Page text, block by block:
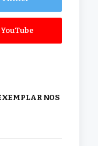
YouTube
NOS